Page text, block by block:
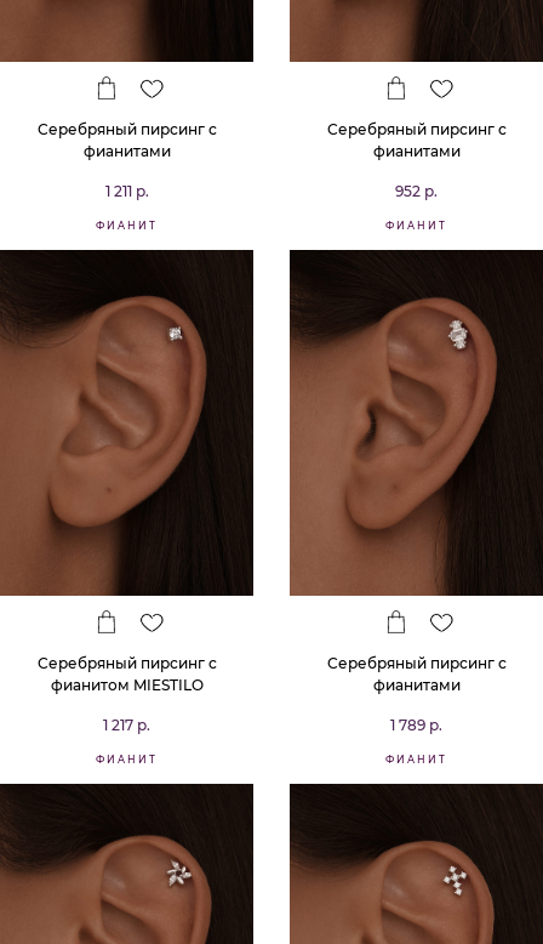
Серебряный пирсинг с
фианитами
1 211 р.
ФИАНИТ
Серебряный пирсинг с
фианитами
952 р.
ФИАНИТ
Серебряный пирсинг с
фианитом MIESTILO
1 217 р.
ФИАНИТ
Серебряный пирсинг с
фианитами
1 789 р.
ФИАНИТ